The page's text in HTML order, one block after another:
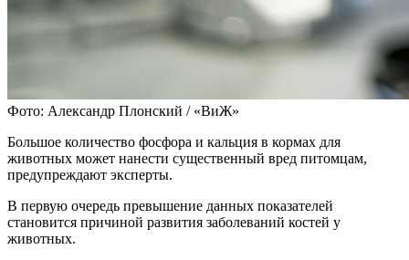
Фото: Александр Плонский / «ВиЖ»
Большое количество фосфора и кальция в кормах для
животных может нанести существенный вред питомцам,
предупреждают эксперты.
В первую очередь превышение данных показателей
становится причиной развития заболеваний костей у
животных.